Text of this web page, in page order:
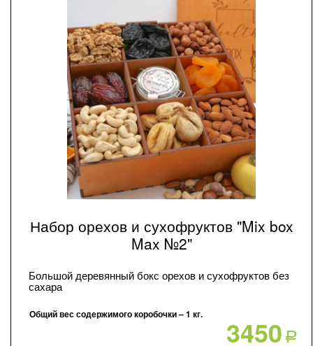
Набор орехов и сухофруктов "Mix box
Max №2"
Большой деревянный бокс орехов и сухофруктов без
сахара
Общий вес содержимого коробочки – 1 кг. 3450Р